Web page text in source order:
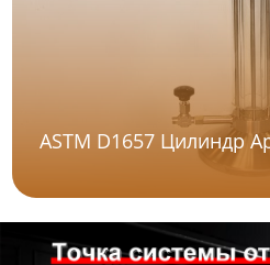
ASTM D1657 Цилиндр